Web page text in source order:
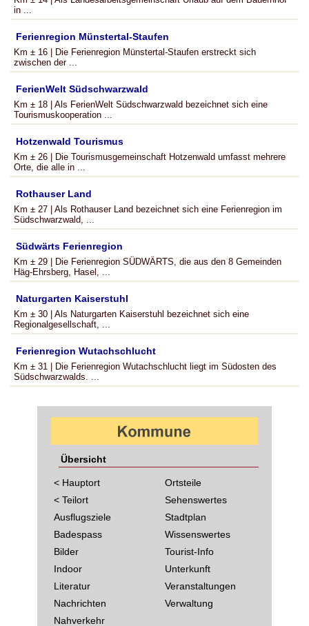
in ...
Ferienregion Münstertal-Staufen
Km ± 16 | Die Ferienregion Münstertal-Staufen erstreckt sich
zwischen der ...
FerienWelt Südschwarzwald
Km ± 18 | Als FerienWelt Südschwarzwald bezeichnet sich eine
Tourismuskooperation ...
Hotzenwald Tourismus
Km ± 26 | Die Tourismusgemeinschaft Hotzenwald umfasst mehrere
Orte, die alle in ...
Rothauser Land
Km ± 27 | Als Rothauser Land bezeichnet sich eine Ferienregion im
Südschwarzwald, ...
Südwärts Ferienregion
Km ± 29 | Die Ferienregion SÜDWÄRTS, die aus den 8 Gemeinden
Häg-Ehrsberg, Hasel, ...
Naturgarten Kaiserstuhl
Km ± 30 | Als Naturgarten Kaiserstuhl bezeichnet sich eine
Regionalgesellschaft, ...
Ferienregion Wutachschlucht
Km ± 31 | Die Ferienregion Wutachschlucht liegt im Südosten des
Südschwarzwalds. ...
Übersicht
< Hauptort
< Teilort
Ausflugsziele
Badespass
Bilder
Indoor
Literatur
Nachrichten
Nahverkehr
Ortsteile
Sehenswertes
Stadtplan
Wissenswertes
Tourist-Info
Unterkunft
Veranstaltungen
Verwaltung